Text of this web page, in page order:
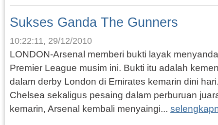
Sukses Ganda The Gunners
10:22:11, 29/12/2010
LONDON-Arsenal memberi bukti layak
Premier League musim ini. Bukti itu adalah
dalam derby London di Emirates kemarin dini
Chelsea sekaligus pesaing dalam perburuan
kemarin, Arsenal kembali menyaingi...